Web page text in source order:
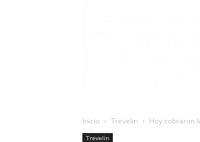
Inicio Trevelin Hoy cobraron
Trevelin